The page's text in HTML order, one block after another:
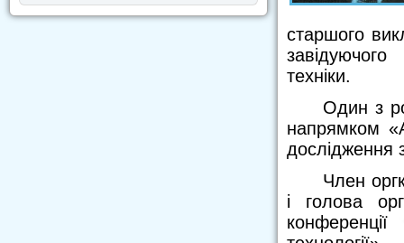
старшого
техніки.
Один з
напрямком
дослідження
Член
і голова